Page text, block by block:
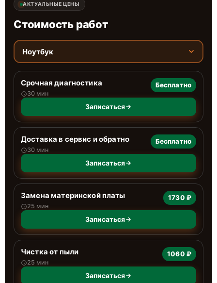
АКТУАЛЬНЫЕ ЦЕНЫ
Стоимость работ
Ноутбук
Срочная диагностика
30 мин
Бесплатно
Записаться
Доставка в сервис и обратно
30 мин
Бесплатно
Записаться
Замена материнской платы
25 мин
1730 ₽
Записаться
Чистка от пыли
25 мин
1060 ₽
Записаться